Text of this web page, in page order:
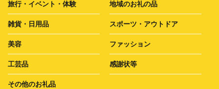
旅行・イベント・体験 地域のお礼の品
雑貨・日用品 スポーツ・アウトドア
美容 ファッション
工芸品 感謝状等
その他のお礼品